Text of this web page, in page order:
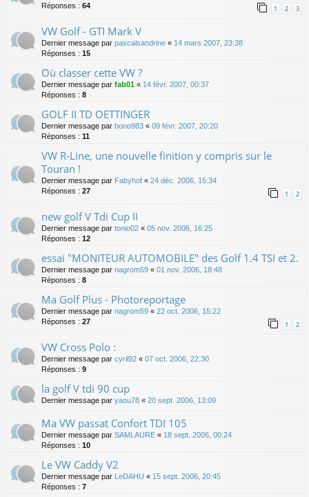
Réponses : 64 1 2 3
VW Golf - GTI Mark V
Dernier message par pascalsandrine « 14 mars 2007, 23:38
Réponses : 15
Où classer cette VW ?
Dernier message par fab01 « 14 févr. 2007, 00:37
Réponses : 8
GOLF II TD OETTINGER
Dernier message par bono983 « 09 févr. 2007, 20:20
Réponses : 11
VW R-Line, une nouvelle finition y compris sur le
Touran !
Dernier message par Fabyhof « 24 déc. 2006, 15:34
Réponses : 27 1 2
new golf V Tdi Cup II
Dernier message par tonio02 « 05 nov. 2006, 16:25
Réponses : 12
essai "MONITEUR AUTOMOBILE" des Golf 1.4 TSI et 2.
Dernier message par nagrom59 « 01 nov. 2006, 18:48
Réponses : 8
Ma Golf Plus - Photoreportage
Dernier message par nagrom59 « 22 oct. 2006, 15:22
Réponses : 27 1 2
VW Cross Polo :
Dernier message par cyril92 « 07 oct. 2006, 22:30
Réponses : 9
la golf V tdi 90 cup
Dernier message par yaou78 « 20 sept. 2006, 13:09
Ma VW passat Confort TDI 105
Dernier message par SAMLAURE « 18 sept. 2006, 00:24
Réponses : 10
Le VW Caddy V2
Dernier message par LeDAHU « 15 sept. 2006, 20:45
Réponses : 7